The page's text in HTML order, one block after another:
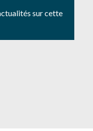
sur cette